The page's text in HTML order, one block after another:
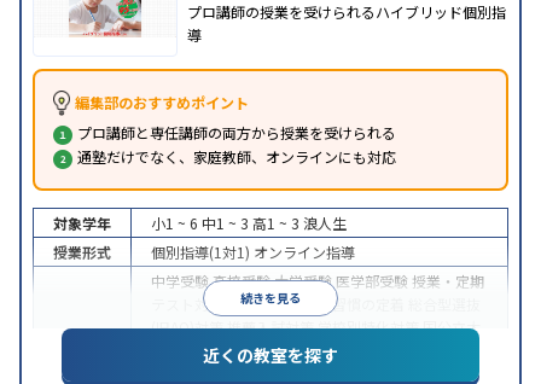
プロ講師の授業を受けられるハイブリッド個別指
導
編集部のおすすめポイント
プロ講師と専任講師の両方から授業を受けられる
通塾だけでなく、家庭教師、オンラインにも対応
続きを見る
対象学年 小1 ~ 6 中1 ~ 3 高1 ~ 3 浪人生
授業形式
個別指導(1対1) オンライン指導
中学受験高校受験大学受験 医学部受験 授業・定期
テスト対策
内申点対策 学習習慣の定着
(旧AO)対策推薦入試対策学校別特化対策国公立大
私大対策共通テスト対策
英語・英会話特化
近くの教室を探す